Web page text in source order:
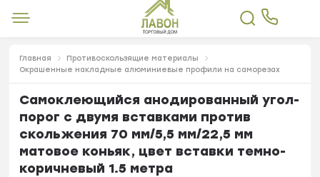
Главная
Противоскользящие материалы
Окрашенные накладные алюминиевые профили на саморезах
Самоклеющийся анодированный угол-
порог с двумя вставками против
скольжения 70 мм/5,5 мм/22,5 мм
матовое коньяк, цвет вставки темно-
коричневый 1.5 метра